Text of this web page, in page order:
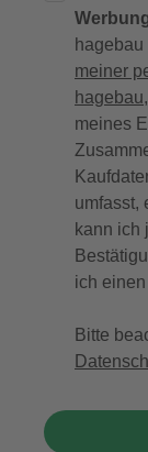
meiner
hagebau
meines
umfasst,
kann ich
ich einen
Bitte